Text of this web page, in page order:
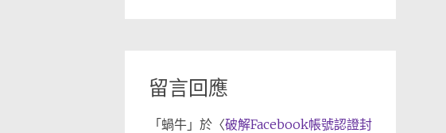
留言回應
「 蝸牛」於〈破解Facebook帳號認證封